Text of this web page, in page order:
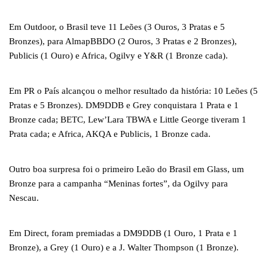
Em Outdoor, o Brasil teve 11 Leões (3 Ouros, 3 Pratas e 5
Bronzes), para AlmapBBDO (2 Ouros, 3 Pratas e 2 Bronzes),
Publicis (1 Ouro) e Africa, Ogilvy e Y&R (1 Bronze cada).
Em PR o País alcançou o melhor resultado da história: 10 Leões (5
Pratas e 5 Bronzes). DM9DDB e Grey conquistara 1 Prata e 1
Bronze cada; BETC, Lew’Lara TBWA e Little George tiveram 1
Prata cada; e Africa, AKQA e Publicis, 1 Bronze cada.
Outro boa surpresa foi o primeiro Leão do Brasil em Glass, um
Bronze para a campanha “Meninas fortes”, da Ogilvy para
Nescau.
Em Direct, foram premiadas a DM9DDB (1 Ouro, 1 Prata e 1
Bronze), a Grey (1 Ouro) e a J. Walter Thompson (1 Bronze).